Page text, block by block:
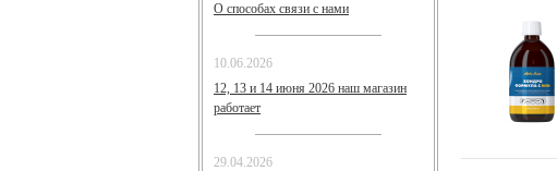
О способах связи с нами
10.06.2026
12, 13 и 14 июня 2026 наш магазин
работает
29.04.2026